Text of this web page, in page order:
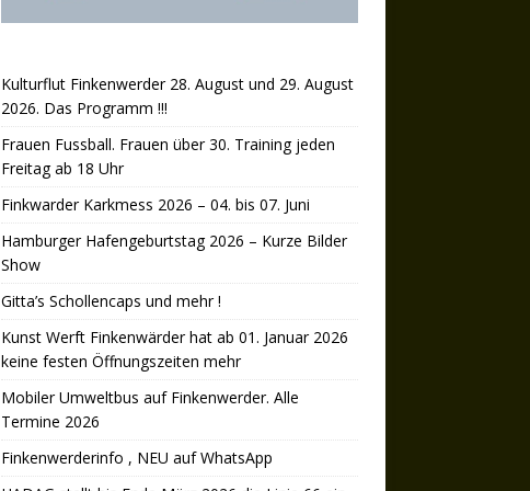
Kulturflut Finkenwerder 28. August und 29. August
2026. Das Programm !!!
Frauen Fussball. Frauen über 30. Training jeden
Freitag ab 18 Uhr
Finkwarder Karkmess 2026 – 04. bis 07. Juni
Hamburger Hafengeburtstag 2026 – Kurze Bilder
Show
Gitta’s Schollencaps und mehr !
Kunst Werft Finkenwärder hat ab 01. Januar 2026
keine festen Öffnungszeiten mehr
Mobiler Umweltbus auf Finkenwerder. Alle
Termine 2026
Finkenwerderinfo , NEU auf WhatsApp